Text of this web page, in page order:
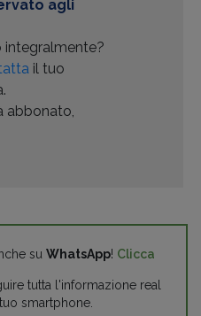
agli
integralmente?
il tuo
abbonato,
su WhatsApp! Clicca
tutta l'informazione real
smartphone.